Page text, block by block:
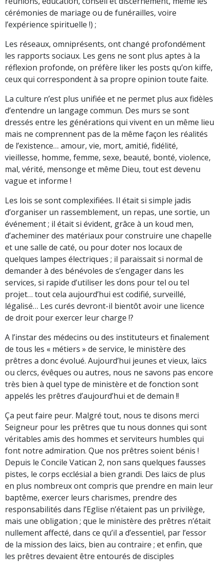
cérémonies de mariage ou de funérailles, voire
l’expérience spirituelle !) ;
Les réseaux, omniprésents, ont changé profondément
les rapports sociaux. Les gens ne sont plus aptes à la
réflexion profonde, on préfère liker les posts qu’on kiffe,
ceux qui correspondent à sa propre opinion toute faite.
La culture n’est plus unifiée et ne permet plus aux fidèles
d’entendre un langage commun. Des murs se sont
dressés entre les générations qui vivent en un même lieu
mais ne comprennent pas de la même façon les réalités
de l’existence… amour, vie, mort, amitié, fidélité,
vieillesse, homme, femme, sexe, beauté, bonté, violence,
mal, vérité, mensonge et même Dieu, tout est devenu
vague et informe !
Les lois se sont complexifiées. Il était si simple jadis
d’organiser un rassemblement, un repas, une sortie, un
événement ; il était si évident, grâce à un koud men,
d’acheminer des matériaux pour construire une chapelle
et une salle de caté, ou pour doter nos locaux de
quelques lampes électriques ; il paraissait si normal de
demander à des bénévoles de s’engager dans les
services, si rapide d’utiliser les dons pour tel ou tel
projet… tout cela aujourd’hui est codifié, surveillé,
légalisé… Les curés devront-il bientôt avoir une licence
de droit pour exercer leur charge !?
A l’instar des médecins ou des instituteurs et finalement
de tous les « métiers » de service, le ministère des
prêtres a donc évolué. Aujourd’hui jeunes et vieux, laïcs
ou clercs, évêques ou autres, nous ne savons pas encore
très bien à quel type de ministère et de fonction sont
appelés les prêtres d’aujourd’hui et de demain !!
Ça peut faire peur. Malgré tout, nous te disons merci
Seigneur pour les prêtres que tu nous donnes qui sont
véritables amis des hommes et serviteurs humbles qui
font notre admiration. Que nos prêtres soient bénis !
Depuis le Concile Vatican 2, non sans quelques fausses
pistes, le corps ecclésial a bien grandi. Des laïcs de plus
en plus nombreux ont compris que prendre en main leur
baptême, exercer leurs charismes, prendre des
responsabilités dans l’Eglise n’étaient pas un privilège,
mais une obligation ; que le ministère des prêtres n’était
nullement affecté, dans ce qu’il a d’essentiel, par l’essor
de la mission des laïcs, bien au contraire ; et enfin, que
les prêtres devaient être entourés de disciples